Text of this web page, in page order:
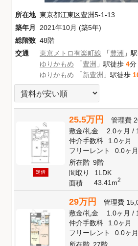
所在地 東京都江東区豊洲5-1-13
築年月
2021年10月 (築5年)
総階数 48階
交通
東京メトロ有楽町線 「豊洲 」
ゆりかもめ 「豊洲 」駅徒歩 4分
ゆりかもめ 「新豊洲 」駅徒歩
定借
25.5万円 管理費
敷金/礼金 2.0ヶ月/
仲介手数料
1.0ヶ月
フリーレント
0.0ヶ月
所在階 9階
間取り
1LDK
面積
43.41m2
29万円 管理費
敷金/礼金 1.0ヶ月/
仲介手数料
1.0ヶ月
フリーレント
0.0ヶ月
所在階 27階